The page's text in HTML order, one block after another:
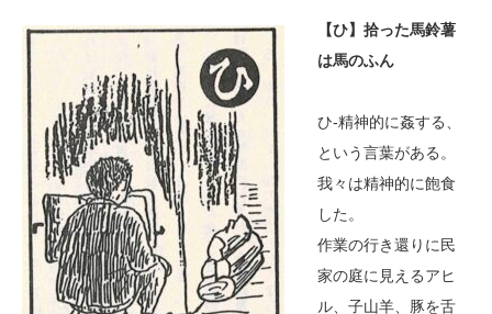
【ひ】拾った馬鈴薯
は馬のふん
ひ-精神的に姦する、
という言葉がある。
我々は精神的に飽食
した。
作業の行き還りに民
家の庭に見えるアヒ
ル、子山羊、豚を舌